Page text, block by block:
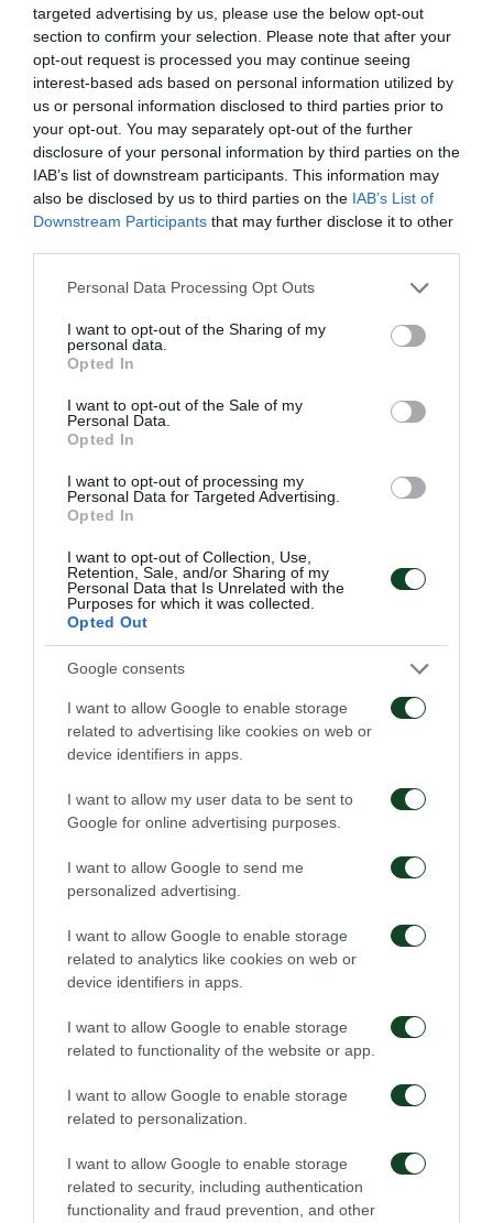
targeted advertising by us, please use the below opt-out
section to confirm your selection. Please note that after your
opt-out request is processed you may continue seeing
interest-based ads based on personal information utilized by
us or personal information disclosed to third parties prior to
your opt-out. You may separately opt-out of the further
disclosure of your personal information by third parties on the
IAB’s list of downstream participants. This information may
also be disclosed by us to third parties on the IAB’s List of
Downstream Participants that may further disclose it to other
Please note that this website/app uses one or more Google
not limited to your visit or usage behaviour. You may click to
grant or deny consent to Google and its third-party tags to
use your data for below specified purposes in below Google
consent section.
Personal Data Processing Opt Outs
I want to opt-out of the Sharing of my
personal data.
Opted In
I want to opt-out of the Sale of my
Personal Data.
Opted In
I want to opt-out of processing my
Personal Data for Targeted Advertising.
Opted In
I want to opt-out of Collection, Use,
Retention, Sale, and/or Sharing of my
Personal Data that Is Unrelated with the
Purposes for which it was collected.
Opted Out
Google consents
I want to allow Google to enable storage
related to advertising like cookies on web or
device identifiers in apps.
I want to allow my user data to be sent to
Google for online advertising purposes.
I want to allow Google to send me
personalized advertising.
I want to allow Google to enable storage
related to analytics like cookies on web or
device identifiers in apps.
I want to allow Google to enable storage
related to functionality of the website or app.
I want to allow Google to enable storage
related to personalization.
I want to allow Google to enable storage
related to security, including authentication
functionality and fraud prevention, and other
κατευθυνθούν στο γήπεδο.
– Όσοι μεταβούν με το μετρό στο γήπεδο, θα
πρέπει να έχουν διαθέσιμο το εισιτήριο του
αγώνα γιατί θα ελεγχθούν άμεσα μετά την
επιβίβασή τους.
– Μετά το τέλος του αγώνα οι φίλαθλοι του
Παναθηναϊκού θα επιστρέψουν με τον ίδιο
τρόπο στο σημείο της συνάντησης.
– Σε ό,τι αφορά τους κανόνες της «Johan Cruijff
Arena» επιτρέπονται:
Τα πανό διαστάσεων 1χ2, ενώ για τα
πιστοποιητικό πυρασφάλειας.
ανοιγόμενα προκειμένου να ελεγχθούν.
Ένα megaphone.
Στη «Johan Cruijff Arena» απαγορεύονται το
κάπνισμα και η χρήση ναρκωτικών ουσιών.
Επίσης το γήπεδο είναι cachless, επομένως σε
χρησιμοποιείτε πιστωτική ή χρεωστική κάρτα.
– Υπενθυμίζεται ότι θα ακολουθηθούν ιδιαιτέρως
αυστηρά μέτρα ασφαλείας και επομένως
άπαντες οφείλουν να είναι προσεκτικοί στη
συμπεριφορά τους.
ΠΑΕ